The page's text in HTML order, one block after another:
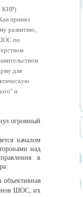
КНР)
принял
развитию,
по
для
и
огромный
началом
над
в
объективная
ШОС, их